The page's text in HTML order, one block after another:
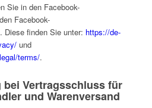
Sie in den Facebook-
Facebook-
Diese finden Sie unter: https://de-
und
terms/.
Vertragsschluss für
und Warenversand